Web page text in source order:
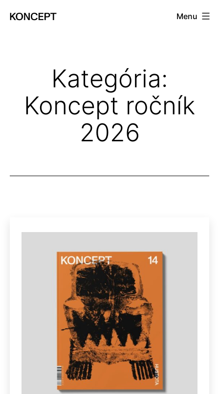
Menu
Kategória:
Koncept ročník
2026